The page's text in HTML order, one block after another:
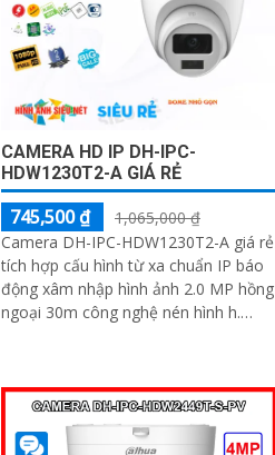
CAMERA HD IP DH-IPC-
HDW1230T2-A GIÁ RẺ
745,500 ₫
1,065,000 ₫
Camera DH-IPC-HDW1230T2-A giá rẻ
tích hợp cấu hình từ xa chuẩn IP báo
động xâm nhập hình ảnh 2.0 MP hồng
ngoại 30m công nghệ nén hình h.